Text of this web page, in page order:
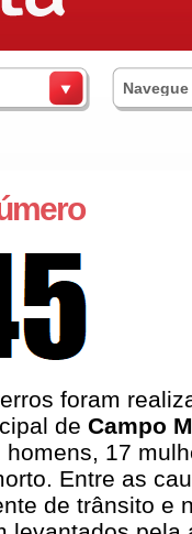
foram
de Campo
homens, 17
Entre as
de trânsito e